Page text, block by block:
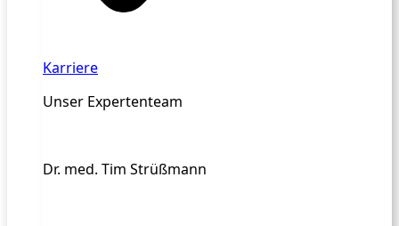
Karriere
Unser Expertenteam
Dr. med. Tim Strüßmann